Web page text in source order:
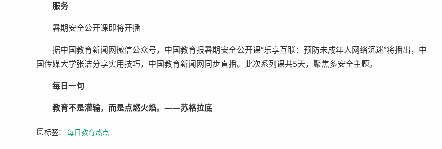
服务
暑期安全公开课即将开播
据中国教育新闻网微信公众号，中国教育报暑期安全公开课“乐享互联：预防未成年人网络沉迷”将播出，中
国传媒大学张洁分享实用技巧，中国教育新闻网同步直播。此次系列课共5天，聚焦多安全主题。
每日一句
教育不是灌输，而是点燃火焰。 ——苏格拉底
标签： 每日教育热点